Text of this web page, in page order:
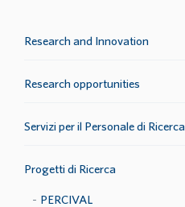
Research and Innovation
Research opportunities
Servizi per il Personale di Ricerca
Progetti di Ricerca
PERCIVAL